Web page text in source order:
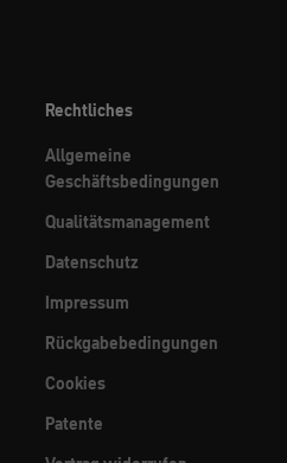
Rechtliches
Allgemeine
Geschäftsbedingungen
Qualitätsmanagement
Datenschutz
Impressum
Rückgabebedingungen
Cookies
Patente